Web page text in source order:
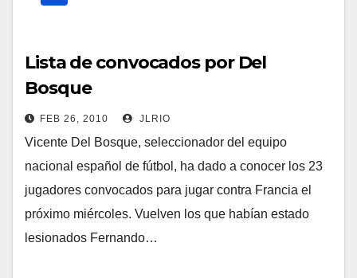
Lista de convocados por Del
Bosque
FEB 26, 2010 JLRIO
Vicente Del Bosque, seleccionador del equipo
nacional español de fútbol, ha dado a conocer los 23
jugadores convocados para jugar contra Francia el
próximo miércoles. Vuelven los que habían estado
lesionados Fernando…